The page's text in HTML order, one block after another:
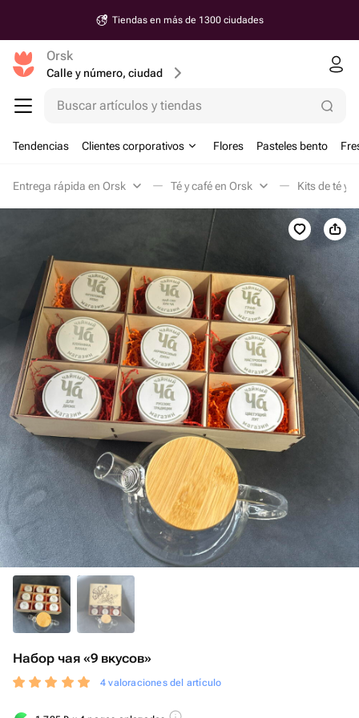
Tiendas en más de 1300 ciudades
Orsk
Calle y número, ciudad
Buscar artículos y tiendas
Tendencias Clientes corporativos Flores Pasteles bento
Entrega rápida en Orsk Té y café en Orsk Kits de té y
Набор чая «9 вкусов»
4 valoraciones del artículo